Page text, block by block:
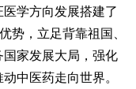
学方向发展搭建了
势，立足背靠祖国、
家发展大局，强化
中医药走向世界。